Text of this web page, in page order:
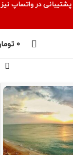
۰
پشتیبانی در واتساپ نیز